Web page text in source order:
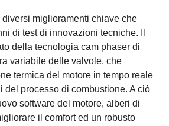
diversi miglioramenti chiave che
di test di innovazioni tecniche. Il
della tecnologia cam phaser di
variabile delle valvole, che
termica del motore in tempo reale
del processo di combustione. A ciò
software del motore, alberi di
il comfort ed un robusto